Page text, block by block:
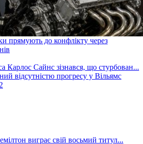
прямують до конфлікту через
відсутністю прогресу у Вільямс